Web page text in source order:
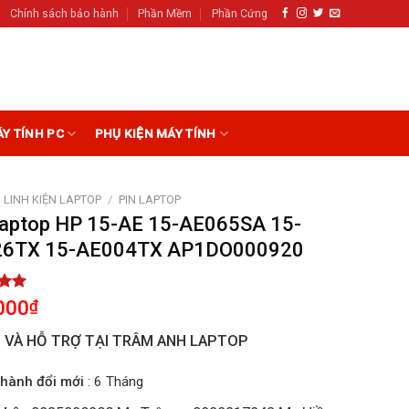
Chính sách bảo hành Phần Mềm Phần Cứng
TÍNH PC PHỤ KIỆN MÁY TÍNH
LINH KIỆN LAPTOP / PIN LAPTOP
HP 15-AE 15-AE065SA 15-
15-AE004TX AP1DO000920
₫
VÀ HỖ TRỢ TẠI TRÂM ANH LAPTOP
đổi mới : 6 Tháng